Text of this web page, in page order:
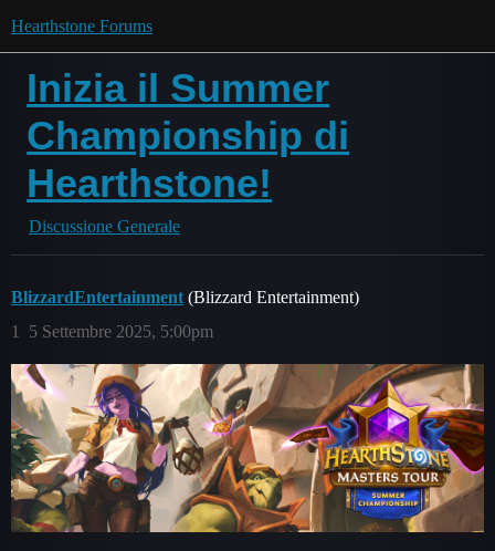
Hearthstone Forums
Inizia il Summer
Championship di
Hearthstone!
Discussione Generale
BlizzardEntertainment (Blizzard Entertainment)
5 Settembre 2025, 5:00pm
1